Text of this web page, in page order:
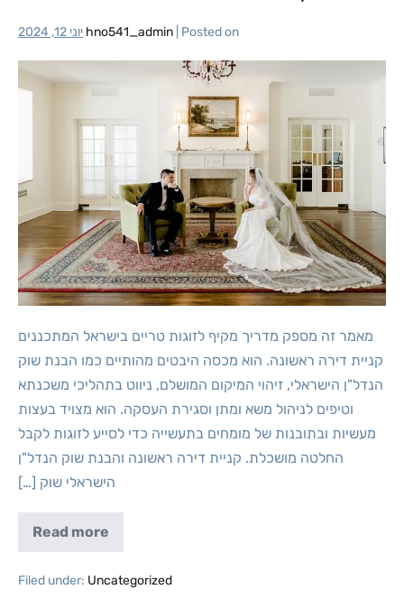
hno541_admin |Posted on יוני 12, 2024
מאמר זה מספק מדריך מקיף לזוגות טריים בישראל המתכננים
קניית דירה ראשונה. הוא מכסה היבטים מהותיים כמו הבנת שוק
הנדל"ן הישראלי, זיהוי המיקום המושלם, ניווט בתהליכי משכנתא
וטיפים לניהול משא ומתן וסגירת העסקה. הוא מצויד בעצות
מעשיות ובתובנות של מומחים בתעשייה כדי לסייע לזוגות לקבל
החלטה מושכלת. קניית דירה ראשונה והבנת שוק הנדל"ן
הישראלי שוק […]
Read more
Filed under:Uncategorized